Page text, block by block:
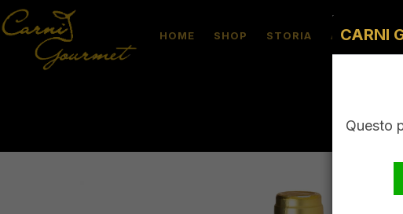
HOME SHOP STORIA CARNI
Questo